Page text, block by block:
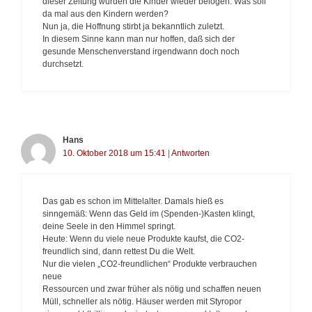
da mal aus den Kindern werden?
Nun ja, die Hoffnung stirbt ja bekanntlich zuletzt.
In diesem Sinne kann man nur hoffen, daß sich der
gesunde Menschenverstand irgendwann doch noch
durchsetzt.
Hans
10. Oktober 2018 um 15:41
Antworten
Das gab es schon im Mittelalter. Damals hieß es
sinngemäß: Wenn das Geld im (Spenden-)Kasten klingt,
deine Seele in den Himmel springt.
Heute: Wenn du viele neue Produkte kaufst, die CO2-
freundlich sind, dann rettest Du die Welt.
Nur die vielen „CO2-freundlichen“ Produkte verbrauchen
neue
Res­sour­cen und zwar früher als nötig und schaffen neuen
Müll, schneller als nötig. Häuser werden mit Styropor